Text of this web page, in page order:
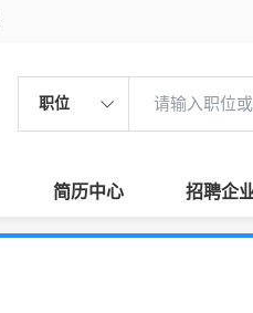
职位
简历中心 招聘企